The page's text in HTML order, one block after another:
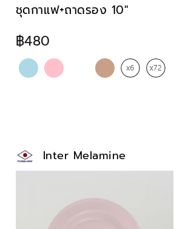
ชุดกาแฟ+ถาดรอง 10"
฿480
Inter Melamine